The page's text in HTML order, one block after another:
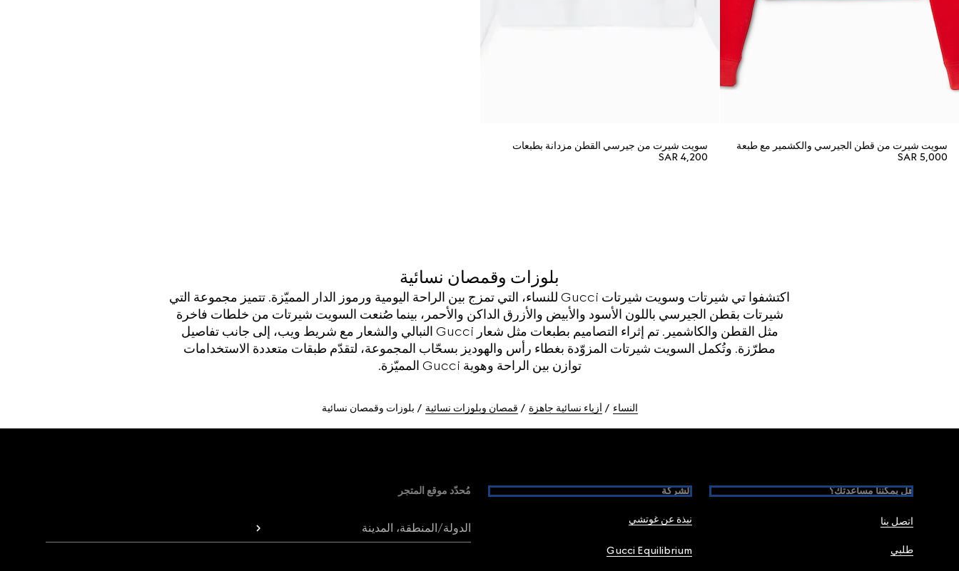
سويت شيرت من قطن الجيرسي والكشمير مع طبعة
SAR 5,000
سويت شيرت من جيرسي القطن مزدانة بطبعات
SAR 4,200
بلوزات وقمصان نسائية
اكتشفوا تي شيرتات وسويت شيرتات Gucci للنساء، التي تمزج بين الراحة اليومية ورموز الدار المميّزة. تتميز مجموعة التي
شيرتات بقطن الجيرسي باللون الأسود والأبيض والأزرق الداكن والأحمر، بينما صُنعت السويت شيرتات من خلطات فاخرة
مثل القطن والكاشمير. تم إثراء التصاميم بطبعات مثل شعار Gucci النبالي والشعار مع شريط ويب، إلى جانب تفاصيل
مطرّزة. وتُكمل السويت شيرتات المزوّدة بغطاء رأس والهوديز بسحّاب المجموعة، لتقدّم طبقات متعددة الاستخدامات
توازن بين الراحة وهوية Gucci المميّزة.
النساء أزياء نسائية جاهزة قمصان وبلوزات نسائية بلوزات وقمصان نسائية
هل يمكننا مساعدتك؟
اتصل بنا
طلبي
الشركة
نبذة عن غوتشي
Gucci Equilibrium
مُحدّد موقع المتجر
الدولة/المنطقة، المدينة